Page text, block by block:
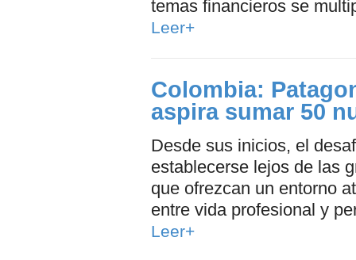
temas financieros se
Leer+
Colombia:
aspira sumar 50
Desde sus inicios, el
establecerse lejos de las
que ofrezcan un entorno
entre vida profesional y
Leer+